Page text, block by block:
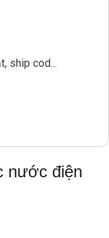
ship cod...
nước điện